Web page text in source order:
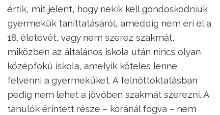
értik, mit jelent, hogy nekik kell gondoskodniuk
gyermekük taníttatásáról, ameddig nem éri el a
18. életévét, vagy nem szerez szakmát,
miközben az általános iskola után nincs olyan
középfokú iskola, amelyik köteles lenne
felvenni a gyermeküket. A felnőttoktatásban
pedig nem lehet a jövőben szakmát szerezni. A
tanulók érintett része – koránál fogva – nem